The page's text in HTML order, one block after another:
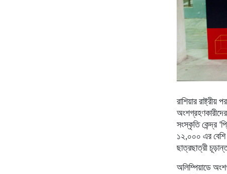
রাশিয়ার
সংস্কৃতি কেন্দ্র
১২,০০০ এর বেশি
ছাত্রছাত্রী
অলিম্পিয়াডে